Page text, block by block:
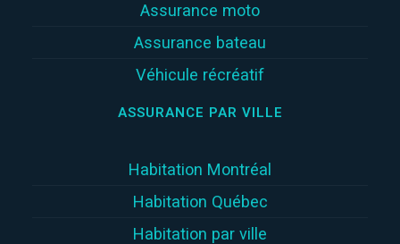
Assurance moto
Assurance bateau
Véhicule récréatif
ASSURANCE PAR VILLE
Habitation Montréal
Habitation Québec
Habitation par ville